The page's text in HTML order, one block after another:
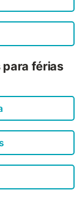
para férias